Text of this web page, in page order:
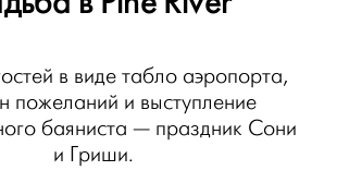
в виде табло аэропорта,
пожеланий и выступление
баяниста — праздник Сони
и Гриши.